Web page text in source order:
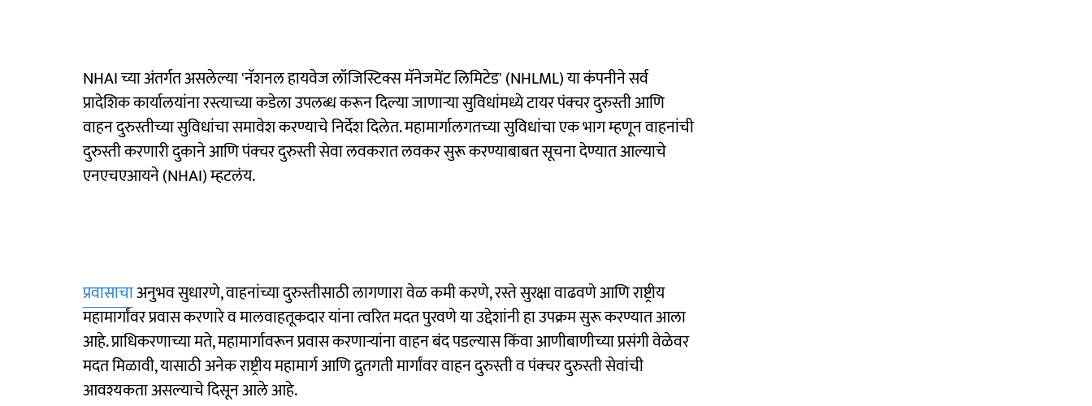
NHAI च्या अंतर्गत असलेल्या 'नॅशनल हायवेज लॉजिस्टिक्स मॅनेजमेंट लिमिटेड' (NHLML) या कंपनीने सर्व
प्रादेशिक कार्यालयांना रस्त्याच्या कडेला उपलब्ध करून दिल्या जाणाऱ्या सुविधांमध्ये टायर पंक्चर दुरुस्ती आणि
वाहन दुरुस्तीच्या सुविधांचा समावेश करण्याचे निर्देश दिलेत. महामार्गालगतच्या सुविधांचा एक भाग म्हणून वाहनांची
दुरुस्ती करणारी दुकाने आणि पंक्चर दुरुस्ती सेवा लवकरात लवकर सुरू करण्याबाबत सूचना देण्यात आल्याचे
एनएचएआयने (NHAI) म्हटलंय.
प्रवासाचाअनुभव सुधारणे, वाहनांच्या दुरुस्तीसाठी लागणारा वेळ कमी करणे, रस्ते सुरक्षा वाढवणे आणि राष्ट्रीय
महामार्गांवर प्रवास करणारे व मालवाहतूकदार यांना त्वरित मदत पुरवणे या उद्देशांनी हा उपक्रम सुरू करण्यात आला
आहे. प्राधिकरणाच्या मते, महामार्गावरून प्रवास करणाऱ्यांना वाहन बंद पडल्यास किंवा आणीबाणीच्या प्रसंगी वेळेवर
मदत मिळावी, यासाठी अनेक राष्ट्रीय महामार्ग आणि द्रुतगती मार्गांवर वाहन दुरुस्ती व पंक्चर दुरुस्ती सेवांची
आवश्यकता असल्याचे दिसून आले आहे.